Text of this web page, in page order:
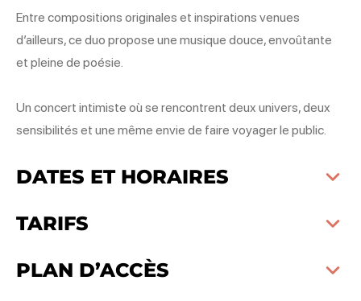
Entre compositions originales et inspirations venues
d’ailleurs, ce duo propose une musique douce, envoûtante
et pleine de poésie.
Un concert intimiste où se rencontrent deux univers, deux
sensibilités et une même envie de faire voyager le public.
DATES ET HORAIRES
TARIFS
PLAN D’ACCÈS